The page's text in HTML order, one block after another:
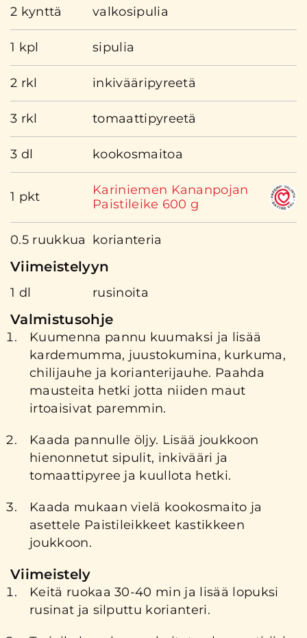
2 kynttä valkosipulia
1 kpl sipulia
2 rkl inkivääripyreetä
3 rkl tomaattipyreetä
3 dl kookosmaitoa
1 pkt
Kariniemen Kananpojan
Paistileike 600 g
0.5 ruukkua korianteria
Viimeistelyyn
1 dl rusinoita
Valmistusohje
Kuumenna pannu kuumaksi ja lisää
kardemumma, juustokumina, kurkuma,
chilijauhe ja korianterijauhe. Paahda
mausteita hetki jotta niiden maut
irtoaisivat paremmin.
Kaada pannulle öljy. Lisää joukkoon
hienonnetut sipulit, inkivääri ja
tomaattipyree ja kuullota hetki.
Kaada mukaan vielä kookosmaito ja
asettele Paistileikkeet kastikkeen
joukkoon.
Viimeistely
Keitä ruokaa 30-40 min ja lisää lopuksi
rusinat ja silputtu korianteri.